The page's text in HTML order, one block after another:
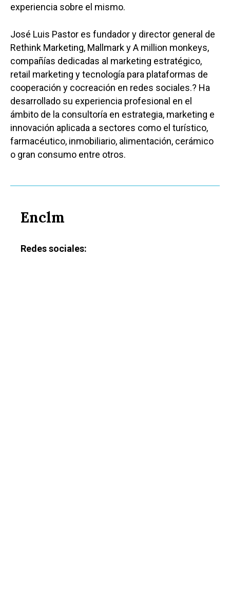
experiencia sobre el mismo.
José Luis Pastor es fundador y director general de
Rethink Marketing, Mallmark y A million monkeys,
compañías dedicadas al marketing estratégico,
retail marketing y tecnología para plataformas de
cooperación y cocreación en redes sociales.? Ha
desarrollado su experiencia profesional en el
ámbito de la consultoría en estrategia, marketing e
innovación aplicada a sectores como el turístico,
farmacéutico, inmobiliario, alimentación, cerámico
o gran consumo entre otros.
Enclm
Redes sociales: